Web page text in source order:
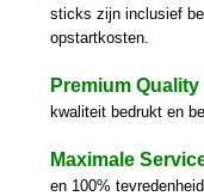
sticks zijn inclusief
opstartkosten.
Premium Quality
kwaliteit bedrukt en
Maximale
en 100%